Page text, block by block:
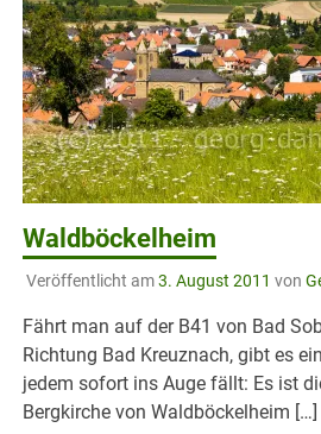
Waldböckelheim
Veröffentlicht am3. August 2011 von
Fährt man auf der B41 von Bad
Richtung Bad Kreuznach, gibt es
jedem sofort ins Auge fällt: Es ist
Bergkirche von Waldböckelheim […]